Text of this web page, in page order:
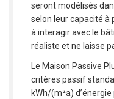
seront modélisés
selon leur capacité à
à interagir avec le
réaliste et ne laisse
Le Maison Passive
critères passif
kWh/(m²a)